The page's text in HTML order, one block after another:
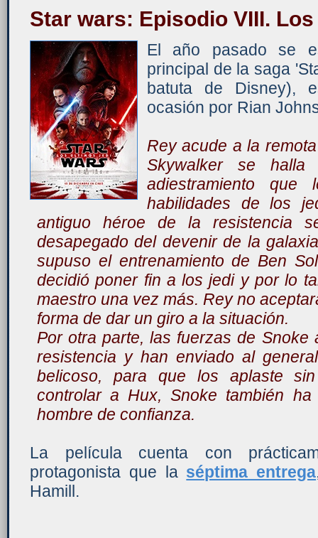
Star wars: Episodio VIII.
El año pasado se
principal de la saga
batuta de Disney),
ocasión por Rian
Rey acude a la
Skywalker se
adiestramiento
habilidades de los
antiguo héroe de la resistencia
desapegado del devenir de la
supuso el entrenamiento de Ben
decidió poner fin a los jedi y por lo
maestro una vez más. Rey no
forma de dar un giro a la situación.
Por otra parte, las fuerzas de
resistencia y han enviado al
belicoso, para que los aplaste
controlar a Hux, Snoke también
hombre de confianza.
La película cuenta con
protagonista que la séptima entrega
Hamill.